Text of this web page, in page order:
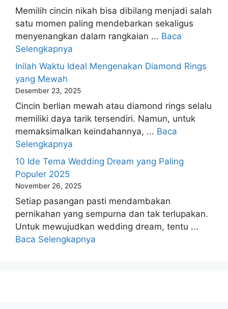
Memilih cincin nikah bisa dibilang menjadi salah
satu momen paling mendebarkan sekaligus
menyenangkan dalam rangkaian ... Baca
Selengkapnya
Inilah Waktu Ideal Mengenakan Diamond Rings
yang Mewah
Desember 23, 2025
Cincin berlian mewah atau diamond rings selalu
memiliki daya tarik tersendiri. Namun, untuk
memaksimalkan keindahannya, ... Baca
Selengkapnya
10 Ide Tema Wedding Dream yang Paling
Populer 2025
November 26, 2025
Setiap pasangan pasti mendambakan
pernikahan yang sempurna dan tak terlupakan.
Untuk mewujudkan wedding dream, tentu ...
Baca Selengkapnya